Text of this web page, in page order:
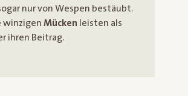
nur von Wespen bestäubt.
winzigen Mücken leisten als
ihren Beitrag.